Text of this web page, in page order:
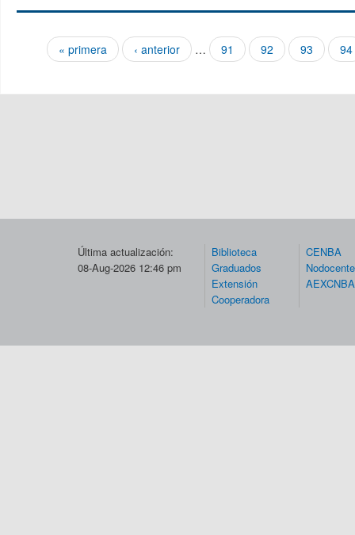
Páginas
« primera ‹ anterior … 91 92 93 94
Última actualización:
08-Aug-2026 12:46 pm
Biblioteca
Graduados
Extensión
Cooperadora
CENBA
AEXCNBA